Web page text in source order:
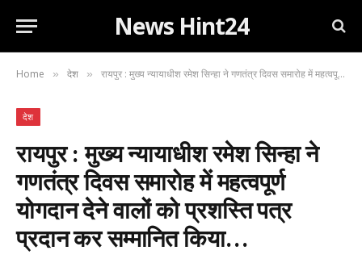
News Hint24
Home » देश » रायपुर : मुख्य न्यायाधीश रमेश सिन्हा ने गणतंत्र दिवस समारोह में महत्वपूर्ण योगदान देने वालों को प्रशस्ति पत्र प्रदान कर सम्मानित किया…
देश
रायपुर : मुख्य न्यायाधीश रमेश सिन्हा ने
गणतंत्र दिवस समारोह में महत्वपूर्ण
योगदान देने वालों को प्रशस्ति पत्र
प्रदान कर सम्मानित किया…